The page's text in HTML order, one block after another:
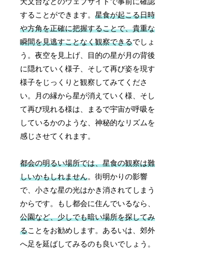
天文台などのウェブサイトで事前に確認
することができます。星食が起こる日時
や方角を正確に把握することで、貴重な
瞬間を見逃すことなく観察できるでしょ
う。夜空を見上げ、目的の星が月の背後
に隠れていく様子、そして再び姿を現す
様子をじっくりと観察してみてくださ
い。月の縁から星が消えていく様、そし
て再び現れる様は、まるで宇宙が呼吸を
しているかのような、神秘的なリズムを
感じさせてくれます。
都会の明るい場所では、星食の観察は難
しいかもしれません。街明かりの影響
で、小さな星の光はかき消されてしまう
からです。もし都会に住んでいるなら、
公園など、少しでも暗い場所を探してみ
ることをお勧めします。あるいは、郊外
へ足を延ばしてみるのも良いでしょう。